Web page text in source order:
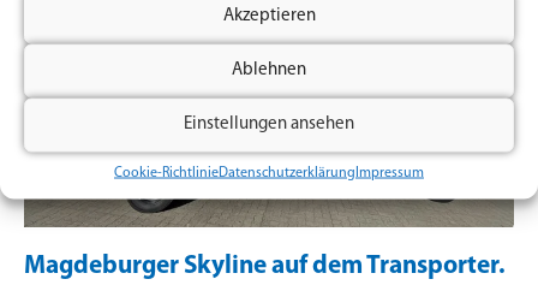
Akzeptieren
Ablehnen
Einstellungen ansehen
Cookie-RichtlinieDatenschutzerklärung Impressum
Magdeburger Skyline auf dem Transporter.